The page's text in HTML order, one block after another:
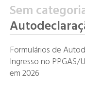
Sem
Formulários de
Ingresso no
em 2026